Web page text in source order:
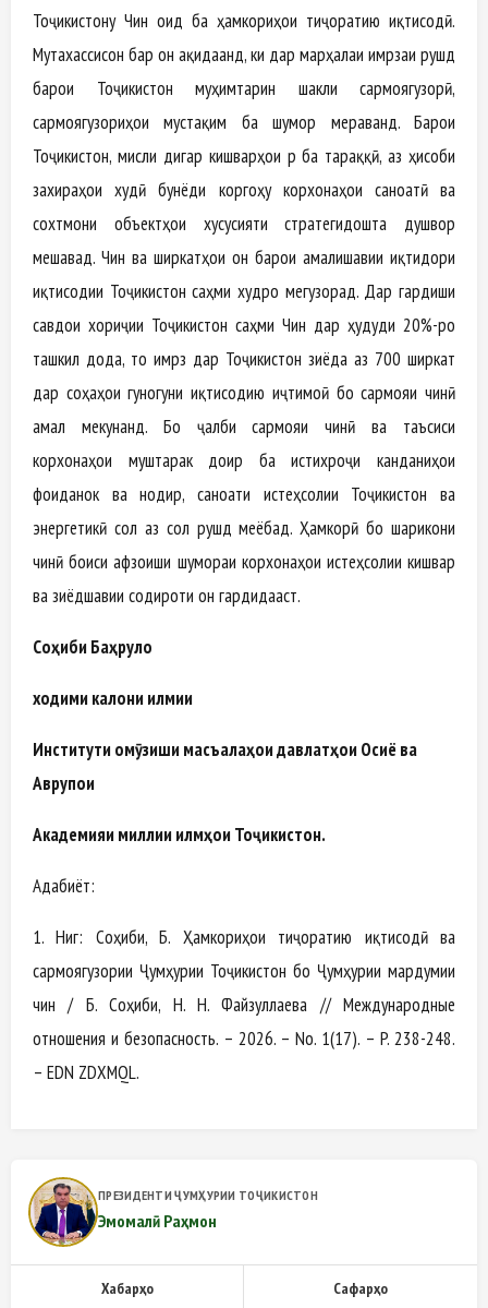
Тоҷикистону Чин оид ба ҳамкориҳои тиҷоратию иқтисодӣ.
Мутахассисон бар он ақидаанд, ки дар марҳалаи имрӯзаи рушд
барои Тоҷикистон муҳимтарин шакли сармоягузорӣ,
сармоягузориҳои мустақим ба шумор мераванд. Барои
Тоҷикистон, мисли дигар кишварҳои рӯ ба тараққӣ, аз ҳисоби
захираҳои худӣ бунёди коргоҳу корхонаҳои саноатӣ ва
сохтмони объектҳои хусусияти стратегидошта душвор
мешавад. Чин ва ширкатҳои он барои амалишавии иқтидори
иқтисодии Тоҷикистон саҳми худро мегузорад. Дар гардиши
савдои хориҷии Тоҷикистон саҳми Чин дар ҳудуди 20%-ро
ташкил дода, то имрӯз дар Тоҷикистон зиёда аз 700 ширкат
дар соҳаҳои гуногуни иқтисодию иҷтимоӣ бо сармояи чинӣ
амал мекунанд. Бо ҷалби сармояи чинӣ ва таъсиси
корхонаҳои муштарак доир ба истихроҷи канданиҳои
фоиданок ва нодир, саноати истеҳсолии Тоҷикистон ва
энергетикӣ сол аз сол рушд меёбад. Ҳамкорӣ бо шарикони
чинӣ боиси афзоиши шумораи корхонаҳои истеҳсолии кишвар
ва зиёдшавии содироти он гардидааст.
Соҳиби Баҳруло
ходими калони илмии
Институти омӯзиши масъалаҳои давлатҳои Осиё ва
Аврупои
Академияи миллии илмҳои Тоҷикистон.
Адабиёт:
1. Ниг: Соҳиби, Б. Ҳамкориҳои тиҷоратию иқтисодӣ ва
сармоягузории Ҷумҳурии Тоҷикистон бо Ҷумҳурии мардумии
чин / Б. Соҳиби, Н. Н. Файзуллаева // Международные
отношения и безопасность. – 2026. – No. 1(17). – P. 238-248.
– EDN ZDXMQL.
ПРЕЗИДЕНТИ ҶУМҲУРИИ ТОҶИКИСТОН
Эмомалӣ Раҳмон
Хабарҳо Сафарҳо